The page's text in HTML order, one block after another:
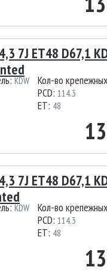
7J ET48 D67,1
KDW
Кол-во
PCD: 114.3
ET: 48
7J ET48 D67,1
KDW
Кол-во
PCD: 114.3
ET: 48